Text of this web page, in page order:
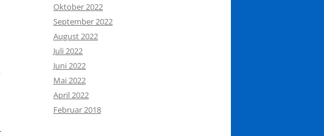
Oktober 2022
September 2022
August 2022
Juli 2022
Juni 2022
Mai 2022
April 2022
Februar 2018